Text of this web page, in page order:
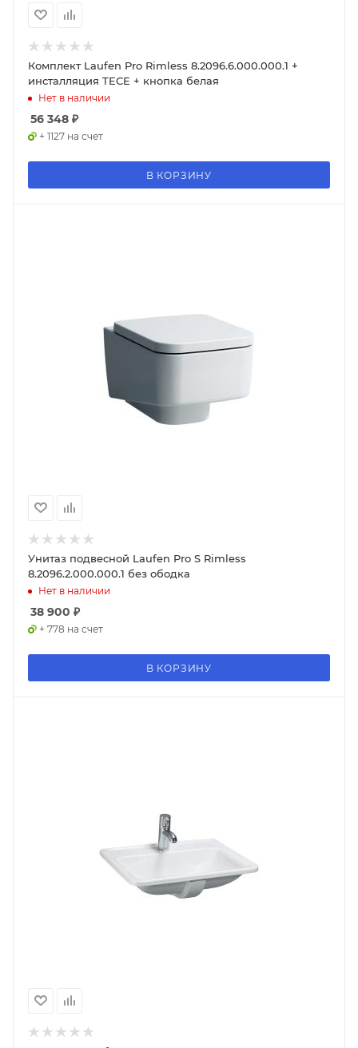
Комплект Laufen Pro Rimless 8.2096.6.000.000.1 +
инсталляция TECE + кнопка белая
Нет в наличии
56 348 ₽
+ 1127 на счет
В КОРЗИНУ
Унитаз подвесной Laufen Pro S Rimless
8.2096.2.000.000.1 без ободка
Нет в наличии
38 900 ₽
+ 778 на счет
В КОРЗИНУ